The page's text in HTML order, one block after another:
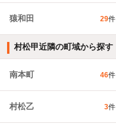
猿和田 29件
村松甲近隣の町域から探す
南本町 46件
村松乙 3件